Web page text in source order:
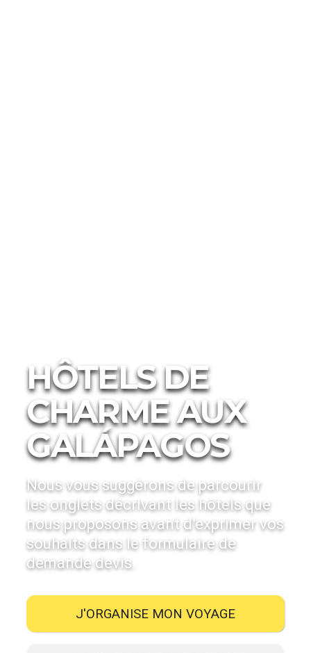
HÔTELS DE
CHARME AUX
GALÁPAGOS
Nous vous suggérons de parcourir
les onglets décrivant les hôtels que
nous proposons avant d’exprimer vos
souhaits dans le formulaire de
demande devis.
J'ORGANISE MON VOYAGE